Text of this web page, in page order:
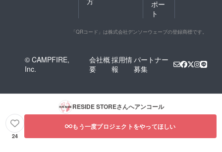
ポー
ト
「QRコード」は株式会社デンソーウェーブの登録商標です。
© CAMPFIRE,
Inc.
会社概
要
採用情
報
パートナー
募集
RESIDE STOREさんへアンコール
24
もう一度プロジェクトをやってほしい